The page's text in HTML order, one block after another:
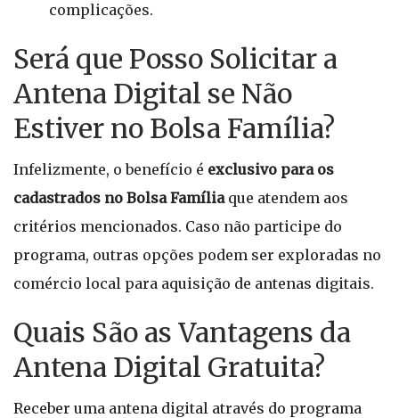
complicações.
Será que Posso Solicitar a
Antena Digital se Não
Estiver no Bolsa Família?
Infelizmente, o benefício é exclusivo para os
cadastrados no Bolsa Famíliaque atendem aos
critérios mencionados. Caso não participe do
programa, outras opções podem ser exploradas no
comércio local para aquisição de antenas digitais.
Quais São as Vantagens da
Antena Digital Gratuita?
Receber uma antena digital através do programa